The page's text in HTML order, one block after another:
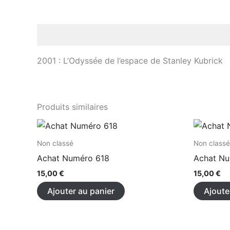
2001 : L’Odyssée de l’espace de Stanley Kubrick
Produits similaires
Non classé
Achat Numéro 618
15,00€
Ajouter au panier
Non classé
Achat
15,00€